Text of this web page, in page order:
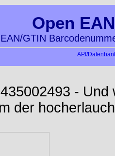
Open
EAN/GTIN
API/
-
der